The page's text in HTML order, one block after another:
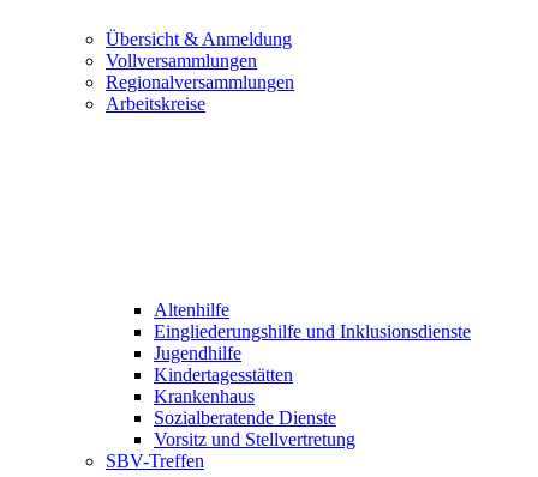
Übersicht & Anmeldung
Vollversammlungen
Regionalversammlungen
Arbeitskreise
Altenhilfe
Eingliederungshilfe und Inklusionsdienste
Jugendhilfe
Kindertagesstätten
Krankenhaus
Sozialberatende Dienste
Vorsitz und Stellvertretung
SBV-Treffen